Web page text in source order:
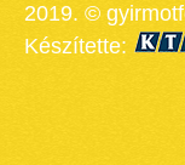
2019. ©
Készítette: